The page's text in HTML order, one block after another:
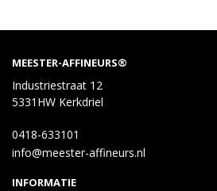
MEESTER-AFFINEURS®
Industriestraat 12
5331HW Kerkdriel
0418-633101
info@meester-affineurs.nl
INFORMATIE